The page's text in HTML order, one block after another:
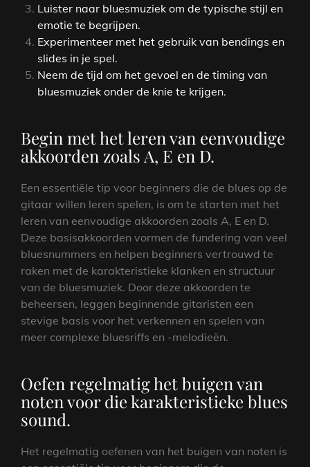
Luister naar bluesmuziek om de typische stijl en
emotie te begrijpen.
Experimenteer met het gebruik van bendings en
slides in je spel.
Neem de tijd om het gevoel en de timing van
bluesmuziek onder de knie te krijgen.
Begin met het leren van eenvoudige
akkoorden zoals A, E en D.
Een essentiële tip voor beginners die de blues op de
gitaar willen leren spelen, is om te starten met het
leren van eenvoudige akkoorden zoals A, E en D.
Deze basisakkoorden vormen de fundering van veel
bluesnummers en helpen beginners vertrouwd te
raken met de karakteristieke klanken en structuur
van de bluesmuziek. Door deze akkoorden te
beheersen, leggen beginnende gitaristen een
stevige basis voor het verkennen en spelen van
meer complexe bluesriffs en -melodieën.
Oefen regelmatig het buigen van
noten voor die karakteristieke blues
sound.
Het regelmatig oefenen van het buigen van noten is